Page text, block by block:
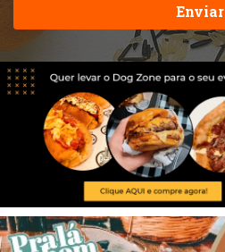
Enviar